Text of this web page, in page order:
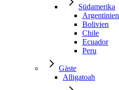
Südamerika
Argentinien
Bolivien
Chile
Ecuador
Peru
Gäste
Alligatoah